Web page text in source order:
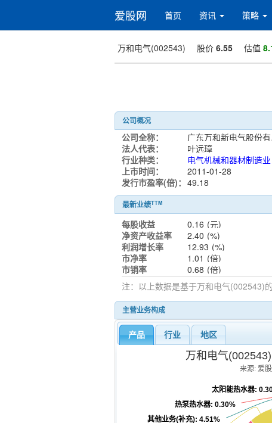
爱股网 首页 资讯 策略
万和电气(002543) 股价 6.55 估值
公司概况
公司全称： 广
法人代表：
叶远璋
行业种类：
电气机械和器材制造业
上市时间：
2011-01-28
发行市盈率(倍)： 49.18
最新业绩TTM
每股收益 0.16 (元)
净资产收益率
2.40 (%)
利润增长率
12.93 (%)
市净率
1.01 (倍)
市销率
0.68 (倍)
注：以上数据是基于万和电气(002543)
主营业务构成
产品 行业 地区
万和电气
来源: 爱
其他业务(补充): 4.51%
热泵热水器: 0.30%
太阳能热水器: